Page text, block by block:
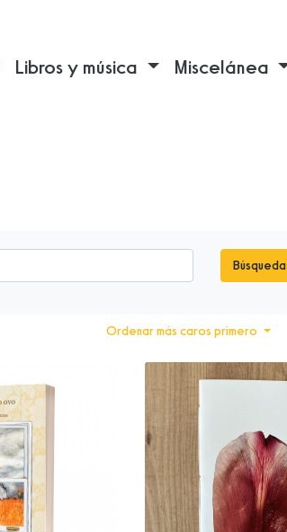
Libros y música Miscelánea
Búsqueda
Ordenar más caros primero